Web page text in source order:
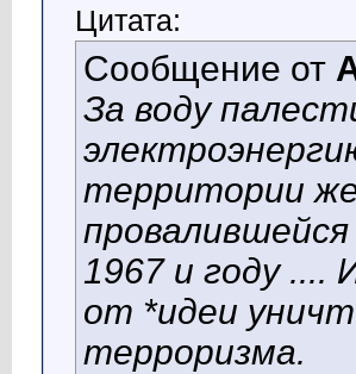
Цитата:
Сообщение от
За воду
территории
1967 и году ....
от *идеи
терроризма.